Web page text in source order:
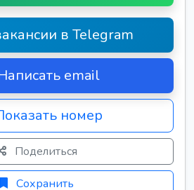
в Telegram
email
номер
Поделиться
Сохранить